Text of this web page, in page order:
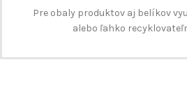
Pre obaly produktov aj belíkov
alebo ľahko